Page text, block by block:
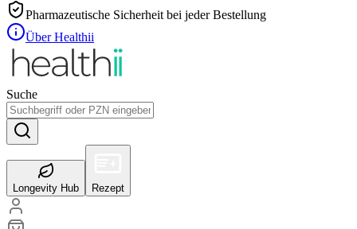
Pharmazeutische Sicherheit bei jeder Bestellung
Über Healthii
Suche
Longevity Hub Rezept